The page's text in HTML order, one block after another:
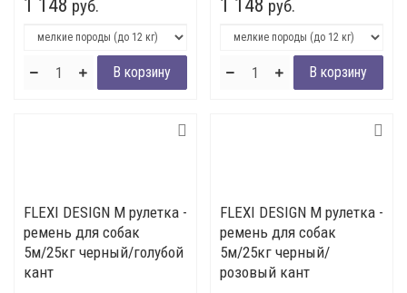
1 148 руб. 1 148 руб.
FLEXI DESIGN М рулетка -
ремень для собак
5м/25кг черный/голубой
кант
FLEXI DESIGN М рулетка -
ремень для собак
5м/25кг черный/
розовый кант